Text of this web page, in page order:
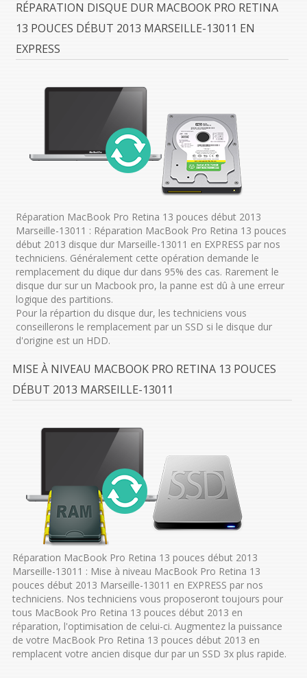
RÉPARATION DISQUE DUR MACBOOK PRO RETINA
13 POUCES DÉBUT 2013 MARSEILLE-13011 EN
EXPRESS
Réparation MacBook Pro Retina 13 pouces début 2013
Marseille-13011 : Réparation MacBook Pro Retina 13 pouces
début 2013 disque dur Marseille-13011 en EXPRESS par nos
techniciens. Généralement cette opération demande le
remplacement du dique dur dans 95% des cas. Rarement le
disque dur sur un Macbook pro, la panne est dû à une erreur
logique des partitions.
Pour la répartion du disque dur, les techniciens vous
conseillerons le remplacement par un SSD si le disque dur
d'origine est un HDD.
MISE À NIVEAU MACBOOK PRO RETINA 13 POUCES
DÉBUT 2013 MARSEILLE-13011
Réparation MacBook Pro Retina 13 pouces début 2013
Marseille-13011 : Mise à niveau MacBook Pro Retina 13
pouces début 2013 Marseille-13011 en EXPRESS par nos
techniciens. Nos techniciens vous proposeront toujours pour
tous MacBook Pro Retina 13 pouces début 2013 en
réparation, l'optimisation de celui-ci. Augmentez la puissance
de votre MacBook Pro Retina 13 pouces début 2013 en
remplacent votre ancien disque dur par un SSD 3x plus rapide.